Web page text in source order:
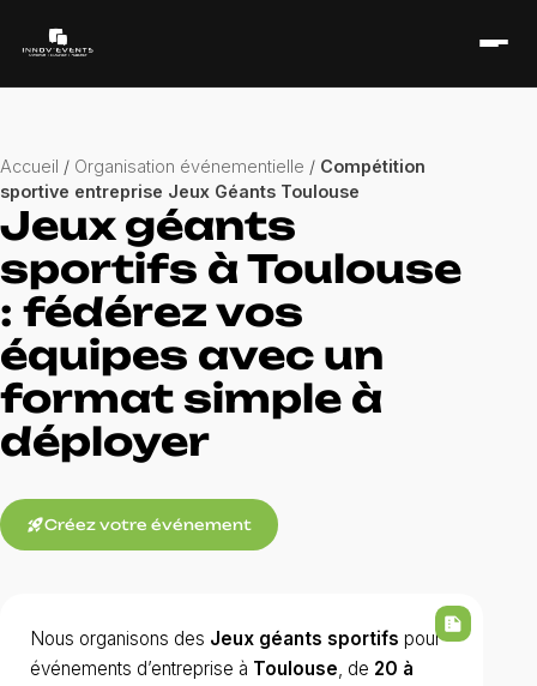
Accueil / Organisation événementielle / Compétition
sportive entreprise Jeux Géants Toulouse
Jeux géants
sportifs à Toulouse
: fédérez vos
équipes avec un
format simple à
déployer
rocket_launchCréez votre événement
Nous organisons des Jeux géants sportifs pour
événements d’entreprise à Toulouse, de 20 à
summarize